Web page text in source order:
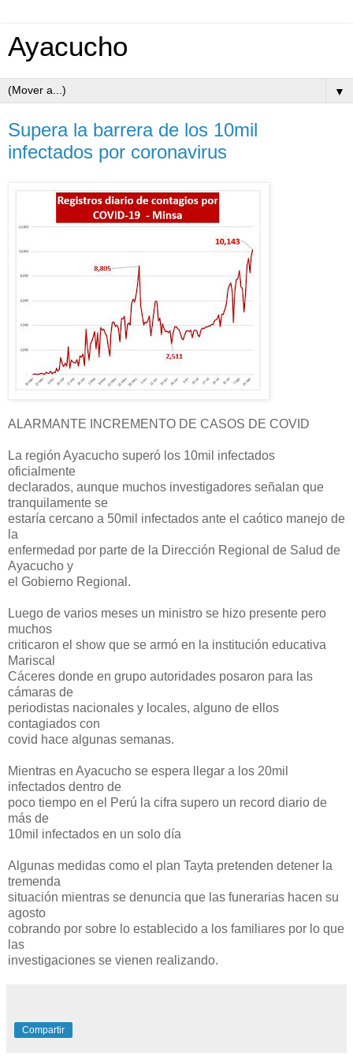
Ayacucho
▼
Supera la barrera de los 10mil
infectados por coronavirus
ALARMANTE INCREMENTO DE CASOS DE COVID
La región Ayacucho superó los 10mil infectados
oficialmente
declarados, aunque muchos investigadores señalan que
tranquilamente se
estaría cercano a 50mil infectados ante el caótico manejo de
la
enfermedad por parte de la Dirección Regional de Salud de
Ayacucho y
el Gobierno Regional.
Luego de varios meses un ministro se hizo presente pero
muchos
criticaron el show que se armó en la institución educativa
Mariscal
Cáceres donde en grupo autoridades posaron para las
cámaras de
periodistas nacionales y locales, alguno de ellos
contagiados con
covid hace algunas semanas.
Mientras en Ayacucho se espera llegar a los 20mil
infectados dentro de
poco tiempo en el Perú la cifra supero un record diario de
más de
10mil infectados en un solo día
Algunas medidas como el plan Tayta pretenden detener la
tremenda
situación mientras se denuncia que las funerarias hacen su
agosto
cobrando por sobre lo establecido a los familiares por lo que
las
investigaciones se vienen realizando.
Compartir